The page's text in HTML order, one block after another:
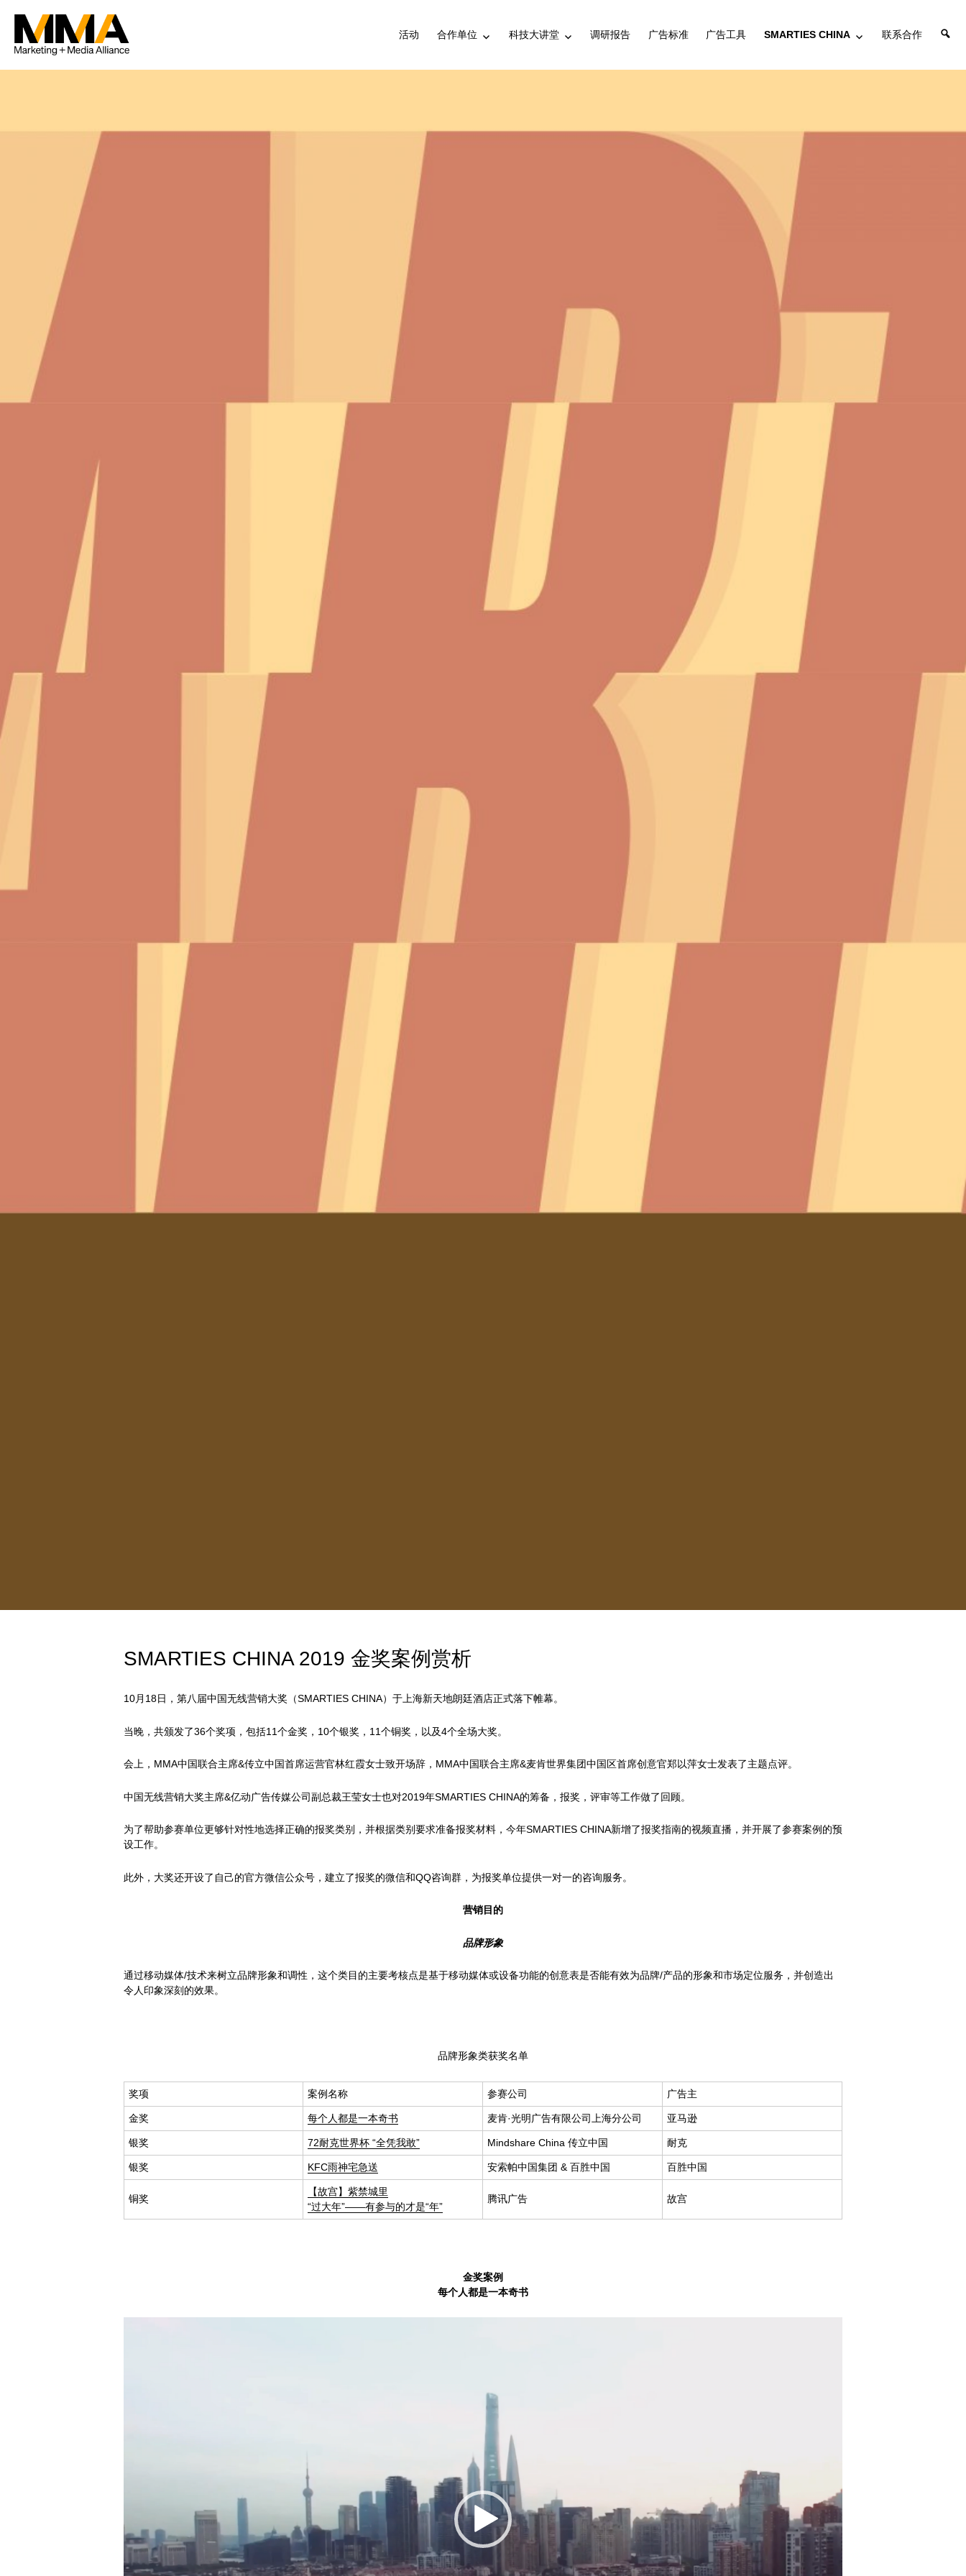
活动 合作单位 科技大讲堂 调研报告 广告标准 广告工具 SMARTIES CHINA 联系合作
SMARTIES CHINA 2019 金奖案例赏析
10月18日，第八届中国无线营销大奖（SMARTIES CHINA）于上海新天地朗廷酒店正式落下帷幕。
当晚，共颁发了36个奖项，包括11个金奖，10个银奖，11个铜奖，以及4个全场大奖。
会上，MMA中国联合主席&传立中国首席运营官林红霞女士致开场辞，MMA中国联合主席&麦肯世界集团中国区首席创意官郑以萍女士发表了主题点评。
中国无线营销大奖主席&亿动广告传媒公司副总裁王莹女士也对2019年SMARTIES CHINA的筹备，报奖，评审等工作做了回顾。
为了帮助参赛单位更够针对性地选择正确的报奖类别，并根据类别要求准备报奖材料，今年SMARTIES CHINA新增了报奖指南的视频直播，并开展了参赛案例的预
设工作。
此外，大奖还开设了自己的官方微信公众号，建立了报奖的微信和QQ咨询群，为报奖单位提供一对一的咨询服务。
营销目的
品牌形象
通过移动媒体/技术来树立品牌形象和调性，这个类目的主要考核点是基于移动媒体或设备功能的创意表是否能有效为品牌/产品的形象和市场定位服务，并创造出
令人印象深刻的效果。
品牌形象类获奖名单
奖项 案例名称 参赛公司 广告主
金奖 每个人都是一本奇书 麦肯·光明广告有限公司上海分公司 亚马逊
银奖 72耐克世界杯 “全凭我敢” Mindshare China 传立中国 耐克
银奖 KFC雨神宅急送 安索帕中国集团 & 百胜中国 百胜中国
铜奖
【故宫】紫禁城里
“过大年”——有参与的才是“年”
腾讯广告 故宫
金奖案例
每个人都是一本奇书